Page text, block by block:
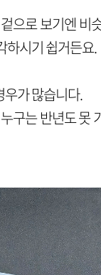
으로 보기엔 비
하시기 쉽거든요.
우가 많습니다.
구는 반년도 못